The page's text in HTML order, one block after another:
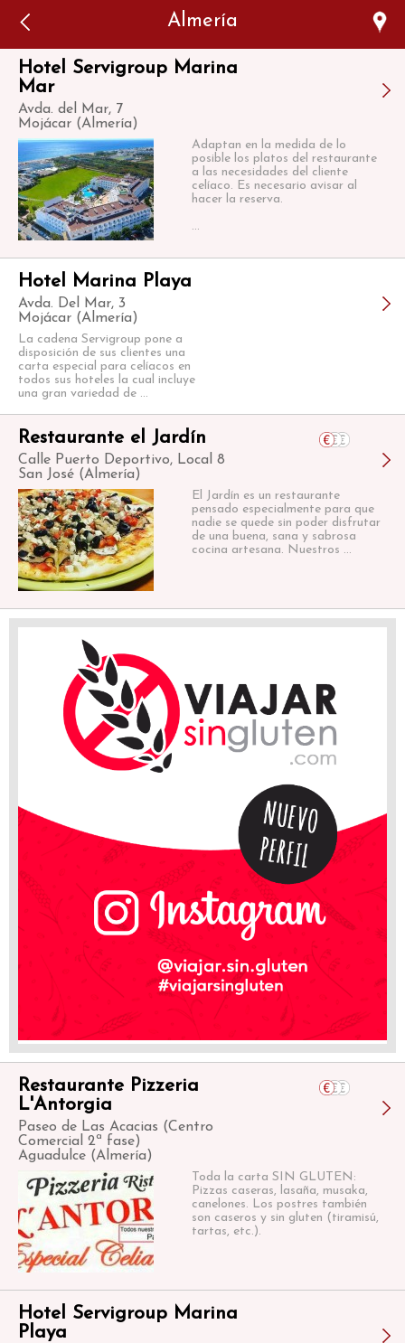
Almería
Hotel Servigroup Marina
Mar
Avda. del Mar, 7
Mojácar (Almería)
Adaptan en la medida de lo
posible los platos del restaurante
a las necesidades del cliente
celíaco. Es necesario avisar al
hacer la reserva.
...
Hotel Marina Playa
Avda. Del Mar, 3
Mojácar (Almería)
La cadena Servigroup pone a
disposición de sus clientes una
carta especial para celíacos en
todos sus hoteles la cual incluye
una gran variedad de ...
Restaurante el Jardín
Calle Puerto Deportivo, Local 8
San José (Almería)
El Jardín es un restaurante
pensado especialmente para que
nadie se quede sin poder disfrutar
de una buena, sana y sabrosa
cocina artesana. Nuestros ...
Restaurante Pizzeria
L'Antorgia
Paseo de Las Acacias (Centro
Comercial 2ª fase)
Aguadulce (Almería)
Toda la carta SIN GLUTEN:
Pizzas caseras, lasaña, musaka,
canelones. Los postres también
son caseros y sin gluten (tiramisú,
tartas, etc.).
Hotel Servigroup Marina
Playa
Error: The domain WWW.VIAJARSINGLUTEN.COM is not
authorized to show the cookie declaration for domain group
ID 546ddaab-b478-4440-aa8a-3b0205284212. Please add it to
the domain group in the Cookiebot Manager to authorize
the domain.